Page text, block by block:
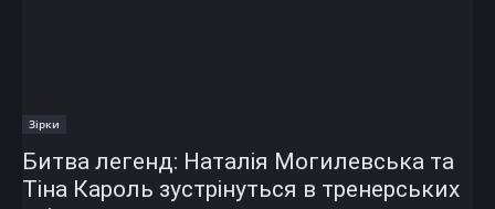
Зірки
Битва легенд: Наталія Могилевська та
Тіна Кароль зустрінуться в тренерських